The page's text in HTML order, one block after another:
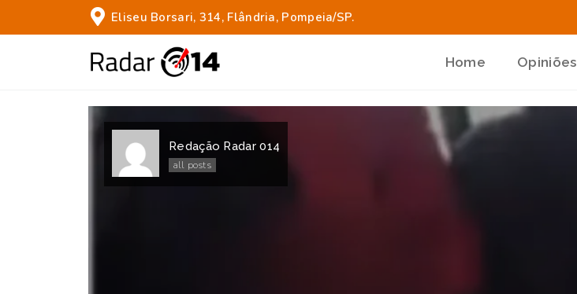
Eliseu Borsari, 314, Flândria, Pompeia/SP.
Home Opiniões
Redação Radar 014
all posts